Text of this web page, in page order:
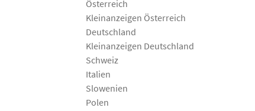
Österreich
Kleinanzeigen Österreich
Deutschland
Kleinanzeigen Deutschland
Schweiz
Italien
Slowenien
Polen